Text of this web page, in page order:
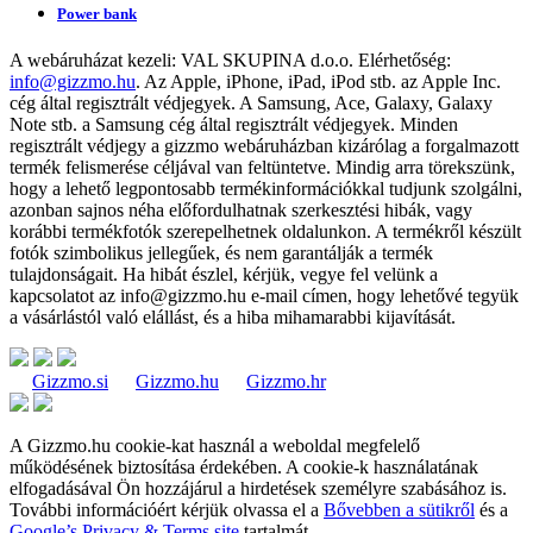
Power bank
A webáruházat kezeli: VAL SKUPINA d.o.o. Elérhetőség:
info@gizzmo.hu. Az Apple, iPhone, iPad, iPod stb. az Apple Inc.
cég által regisztrált védjegyek. A Samsung, Ace, Galaxy, Galaxy
Note stb. a Samsung cég által regisztrált védjegyek. Minden
regisztrált védjegy a gizzmo webáruházban kizárólag a forgalmazott
termék felismerése céljával van feltüntetve. Mindig arra törekszünk,
hogy a lehető legpontosabb termékinformációkkal tudjunk szolgálni,
azonban sajnos néha előfordulhatnak szerkesztési hibák, vagy
korábbi termékfotók szerepelhetnek oldalunkon. A termékről készült
fotók szimbolikus jellegűek, és nem garantálják a termék
tulajdonságait. Ha hibát észlel, kérjük, vegye fel velünk a
kapcsolatot az info@gizzmo.hu e-mail címen, hogy lehetővé tegyük
a vásárlástól való elállást, és a hiba mihamarabbi kijavítását.
Gizzmo.si Gizzmo.hu Gizzmo.hr
A Gizzmo.hu cookie-kat használ a weboldal megfelelő
működésének biztosítása érdekében. A cookie-k használatának
elfogadásával Ön hozzájárul a hirdetések személyre szabásához is.
További információért kérjük olvassa el a Bővebben a sütikről és a